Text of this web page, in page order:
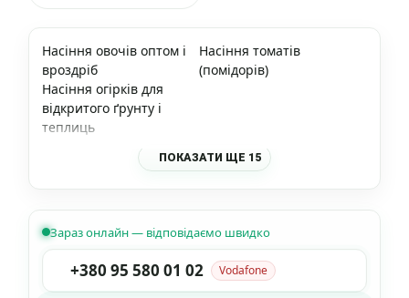
Насіння овочів оптом і
вроздріб
Насіння томатів
(помідорів)
Насіння огірків для
відкритого ґрунту і
теплиць
ПОКАЗАТИ ЩЕ 15
Зараз онлайн — відповідаємо швидко
+380 95 580 01 02 Vodafone